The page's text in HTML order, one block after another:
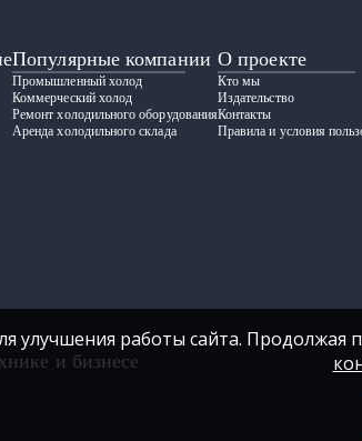
Популярные компании
Промышленный холод
Коммерческий холод
Ремонт холодильного оборудования
Аренда холодильного склада
О проекте
Кто мы
Издательство
Контакты
Правила и условия
и бизнесе
улучшения работы сайта. Продолжая